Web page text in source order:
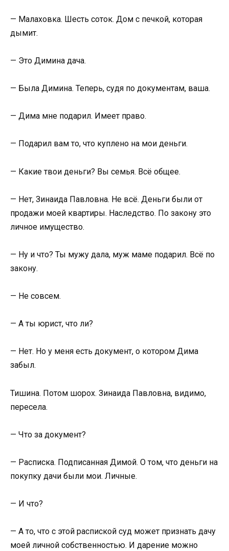
— Малаховка. Шесть соток. Дом с печкой, которая
дымит.
— Это Димина дача.
— Была Димина. Теперь, судя по документам, ваша.
— Дима мне подарил. Имеет право.
— Подарил вам то, что куплено на мои деньги.
— Какие твои деньги? Вы семья. Всё общее.
— Нет, Зинаида Павловна. Не всё. Деньги были от
продажи моей квартиры. Наследство. По закону это
личное имущество.
— Ну и что? Ты мужу дала, муж маме подарил. Всё по
закону.
— Не совсем.
— А ты юрист, что ли?
— Нет. Но у меня есть документ, о котором Дима
забыл.
Тишина. Потом шорох. Зинаида Павловна, видимо,
пересела.
— Что за документ?
— Расписка. Подписанная Димой. О том, что деньги на
покупку дачи были мои. Личные.
— И что?
— А то, что с этой распиской суд может признать дачу
моей личной собственностью. И дарение можно